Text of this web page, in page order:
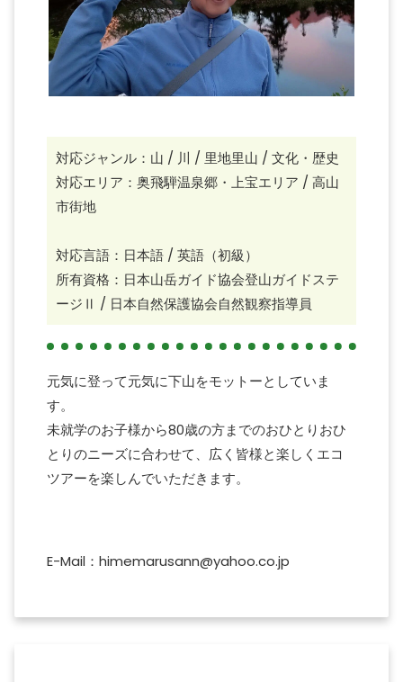
対応ジャンル：山 / 川 / 里地里山 / 文化・歴史
対応エリア：奥飛騨温泉郷・上宝エリア / 高山
市街地
対応言語：日本語 / 英語（初級）
所有資格：日本山岳ガイド協会登山ガイドステ
ージⅡ / 日本自然保護協会自然観察指導員
元気に登って元気に下山をモットーとしていま
す。
未就学のお子様から80歳の方までのおひとりおひ
とりのニーズに合わせて、広く皆様と楽しくエコ
ツアーを楽しんでいただきます。
E-Mail：himemarusann@yahoo.co.jp